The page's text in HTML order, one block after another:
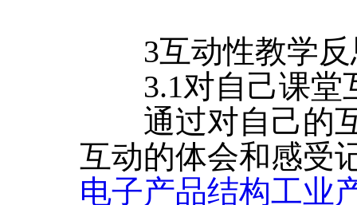
3互动性教学反
3.1对自己课堂
通过对自己的互
互动的体会和感受
电子产品结构工业